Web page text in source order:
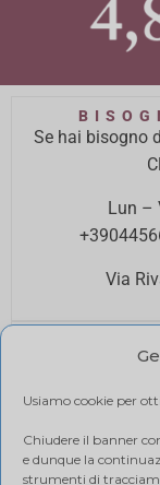
Usiamo cookie per
Chiudere il banner
e dunque la
strumenti di
Se hai bisogno
Lun –
Via
I tuoi